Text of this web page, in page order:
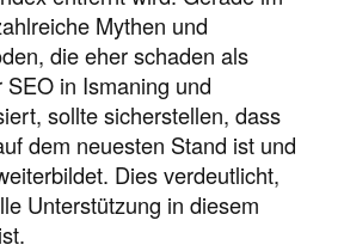
Mythen und
die eher schaden als
in Ismaning und
sollte sicherstellen, dass
dem neuesten Stand ist und
Dies verdeutlicht,
Unterstützung in diesem